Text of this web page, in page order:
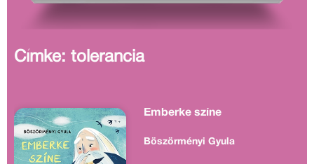
Címke: tolerancia
Emberke színe
Böszörményi Gyula